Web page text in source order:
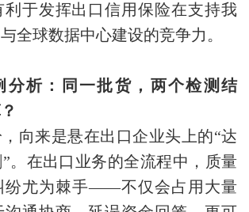
于发挥出口信用保险在支持我
全球数据中心建设的竞争力。
分析：同一批货，两个检测结
向来是悬在出口企业头上的“达
。在出口业务的全流程中，质量
纷尤为棘手——不仅会占用大量